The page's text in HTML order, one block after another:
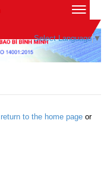
Select Language ▼
return to the home page or